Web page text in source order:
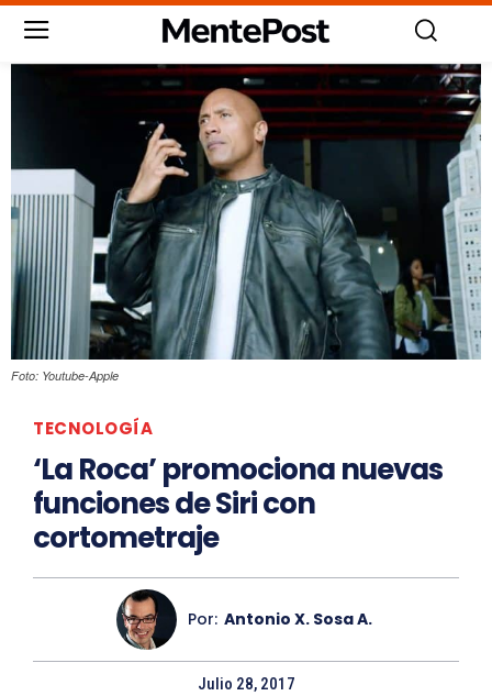
Foto: Youtube-Apple
TECNOLOGÍA
‘La Roca’ promociona nuevas
funciones de Siri con
cortometraje
Por: Antonio X. Sosa A.
Julio 28, 2017